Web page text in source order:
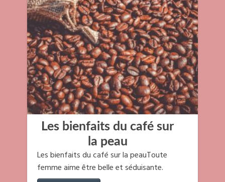
Les bienfaits du café sur
la peau
Les bienfaits du café sur la peauToute
femme aime être belle et séduisante.